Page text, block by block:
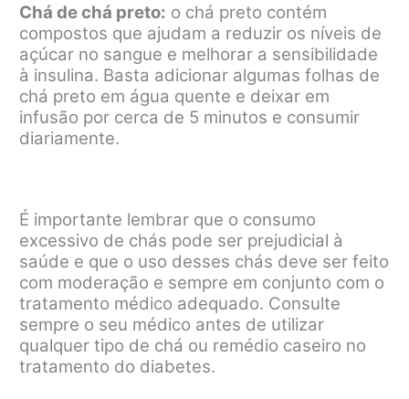
Chá de chá preto: o chá preto contém
compostos que ajudam a reduzir os níveis de
açúcar no sangue e melhorar a sensibilidade
à insulina. Basta adicionar algumas folhas de
chá preto em água quente e deixar em
infusão por cerca de 5 minutos e consumir
diariamente.
É importante lembrar que o consumo
excessivo de chás pode ser prejudicial à
saúde e que o uso desses chás deve ser feito
com moderação e sempre em conjunto com o
tratamento médico adequado. Consulte
sempre o seu médico antes de utilizar
qualquer tipo de chá ou remédio caseiro no
tratamento do diabetes.